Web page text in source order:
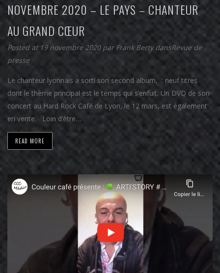
NOVEMBRE 2020 – LE PAYS – CHANTEUR
AU GRAND CŒUR
Posted at 19 novembre 2020 parFrank BertydansRevue de
presse
Le chanteur lyonnais a sorti son second album, : neuf titres
dont le thème principal est le temps qui s’enfuit. Un DVD de son
concert au Hard Rock Café de Lyon, le 12 mars, est également
en vente. Loin d’être…
READ MORE